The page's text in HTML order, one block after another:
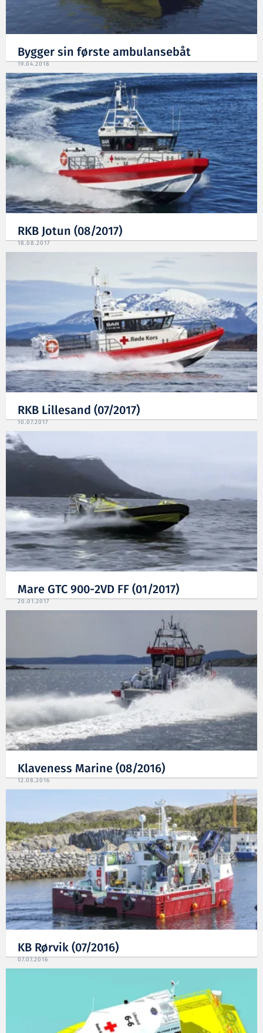
Bygger sin første ambulansebåt
19.04.2018
RKB Jotun (08/2017)
18.08.2017
RKB Lillesand (07/2017)
10.07.2017
Mare GTC 900-2VD FF (01/2017)
20.01.2017
Klaveness Marine (08/2016)
12.08.2016
KB Rørvik (07/2016)
07.07.2016